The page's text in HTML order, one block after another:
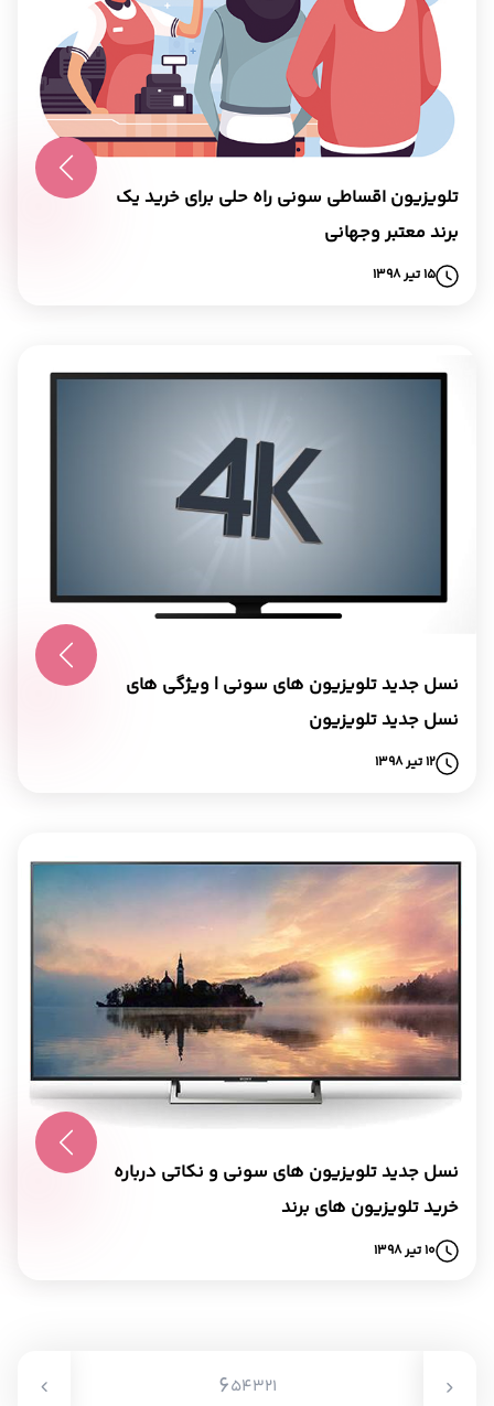
تلویزیون اقساطی سونی راه حلی برای خرید یک
برند معتبر وجهانی
15 تیر 1398
نسل جدید تلویزیون های سونی | ویژگی های
نسل جدید تلویزیون
12 تیر 1398
نسل جدید تلویزیون های سونی و نکاتی درباره
خرید تلویزیون های برند
10 تیر 1398
1
2
3
4
5
6